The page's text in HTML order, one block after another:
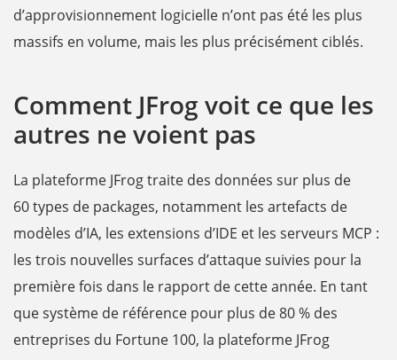
d’approvisionnement logicielle n’ont pas été les plus
massifs en volume, mais les plus précisément ciblés.
Comment JFrog voit ce que les
autres ne voient pas
La plateforme JFrog traite des données sur plus de
60 types de packages, notamment les artefacts de
modèles d’IA, les extensions d’IDE et les serveurs MCP :
les trois nouvelles surfaces d’attaque suivies pour la
première fois dans le rapport de cette année. En tant
que système de référence pour plus de 80 % des
entreprises du Fortune 100, la plateforme JFrog